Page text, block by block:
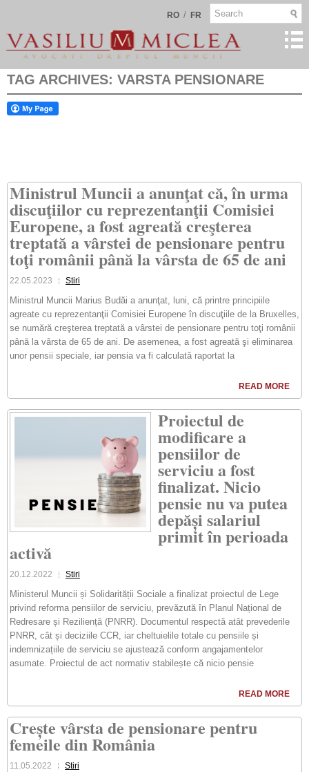
RO / FR
TAG ARCHIVES: VARSTA PENSIONARE
Ministrul Muncii a anunţat că, în urma
discuţiilor cu reprezentanţii Comisiei
Europene, a fost agreată creşterea
treptată a vârstei de pensionare pentru
toţi românii până la vârsta de 65 de ani
22.05.2023 Stiri
Ministrul Muncii Marius Budăi a anunţat, luni, că printre principiile
agreate cu reprezentanţii Comisiei Europene în discuţiile de la Bruxelles,
se numără creşterea treptată a vârstei de pensionare pentru toţi românii
până la vârsta de 65 de ani. De asemenea, a fost agreată şi eliminarea
unor pensii speciale, iar pensia va fi calculată raportat la
READ MORE
Proiectul de
modificare a
pensiilor de
serviciu a fost
finalizat. Nicio
pensie nu va putea
depăși salariul
primit în perioada
activă
20.12.2022 Stiri
Ministerul Muncii și Solidarității Sociale a finalizat proiectul de Lege
privind reforma pensiilor de serviciu, prevăzută în Planul Național de
Redresare și Reziliență (PNRR). Documentul respectă atât prevederile
PNRR, cât și deciziile CCR, iar cheltuielile totale cu pensiile și
indemnizațiile de serviciu se ajustează conform angajamentelor
asumate. Proiectul de act normativ stabilește că nicio pensie
READ MORE
Crește vârsta de pensionare pentru
femeile din România
11.05.2022 Stiri